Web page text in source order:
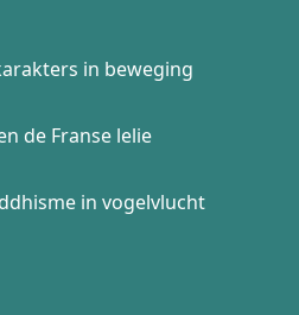
in beweging
de Franse lelie
in vogelvlucht